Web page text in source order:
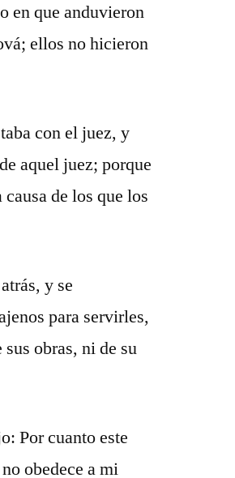
en que anduvieron
ellos no hicieron
con el juez, y
aquel juez; porque
de los que los
y se
para servirles,
obras, ni de su
Por cuanto este
obedece a mi